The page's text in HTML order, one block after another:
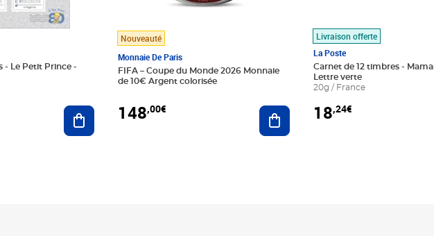
- Le Petit Prince -
Ajouter au panier
Nouveauté
Monnaie De Paris
FIFA – Coupe du Monde 2026 Monnaie
de 10€ Argent colorisée
148,00€ Ajouter au panier
Livraison offerte
La Poste
Carnet de 12 timbres -
Lettre verte
20g / France
18,24€